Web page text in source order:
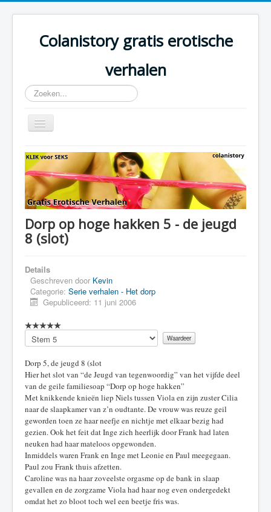
Colanistory gratis erotische
verhalen
Zoeken...
Schakelen
navigatie
Colanistory.eu - Erotische verhalen - Home
Dorp op hoge hakken 5 - de jeugd
8 (slot)
Details
Geschreven door Kevin
Categorie: Serie verhalen - Het dorp
Gepubliceerd: 11 juni 2006
Voeg
waardering
Dorp 5, de jeugd 8 (slot
Hier het slot van “de Jeugd van tegenwoordig” van het vijfde deel
van de geile familiesoap “Dorp op hoge hakken”
Met knikkende knieën liep Niels tussen Viola en zijn zuster Cilia
naar de slaapkamer van z’n oudtante. De vrouw was reuze geil
geworden toen ze haar neefje en nichtje met elkaar bezig had
gezien. Ook het feit dat Inge zich heerlijk door Frank had laten
neuken had haar mateloos opgewonden.
Inmiddels waren Frank en Inge met Leonie en Paul meegegaan.
Paul zou Frank thuis afzetten.
Caroline was na haar zoveelste orgasme op de bank in slaap
gevallen en de zorgzame Viola had haar nog even ondergedekt
omdat het zo bloot toch wel een beetje fris was.